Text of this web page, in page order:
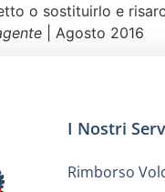
o sostituirlo e
| Agosto 2016
I Nostri
Rimborso